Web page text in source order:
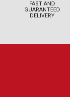
FAST AND
GUARANTEED
DELIVERY